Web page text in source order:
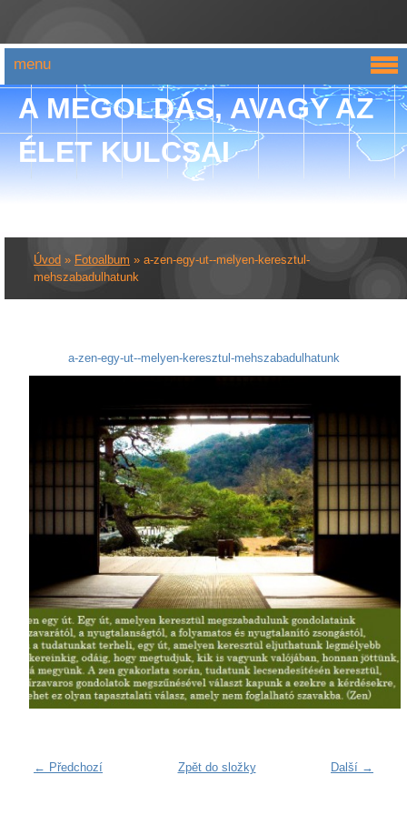
A MEGOLDÁS, AVAGY AZ
ÉLET KULCSAI
Úvod » Fotoalbum » a-zen-egy-ut--melyen-keresztul-
mehszabadulhatunk
a-zen-egy-ut--melyen-keresztul-mehszabadulhatunk
← Předchozí Další →
Zpět do složky
menu